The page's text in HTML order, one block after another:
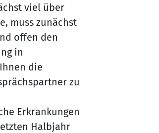
viel über
muss zunächst
offen den
in
die
zu
Erkrankungen
Halbjahr